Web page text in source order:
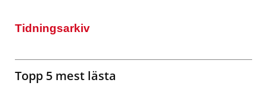
Tidningsarkiv
Topp 5 mest lästa